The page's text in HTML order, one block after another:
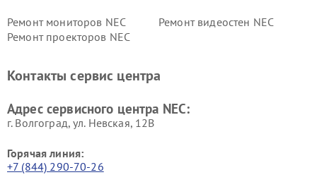
Ремонт мониторов NEC
Ремонт видеостен NEC
Ремонт проекторов NEC
Контакты сервис центра
Адрес сервисного центра NEC:
г. Волгоград, ул. Невская, 12В
Горячая линия:
+7 (844) 290-70-26